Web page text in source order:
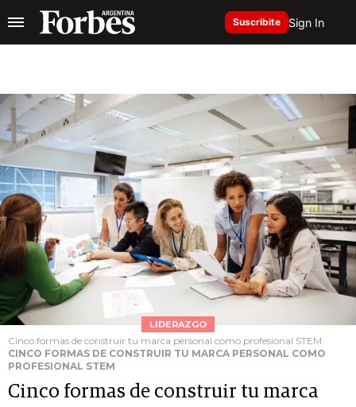
Suscribite Sign In
LIDERAZGO
Cinco formas de construir tu marca personal como profesional STEM
CINCO FORMAS DE CONSTRUIR TU MARCA PERSONAL COMO
PROFESIONAL STEM
Cinco formas de construir tu marca